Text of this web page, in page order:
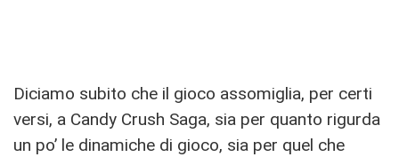
Diciamo subito che il gioco assomiglia, per certi
versi, a Candy Crush Saga, sia per quanto rigurda
un po’ le dinamiche di gioco, sia per quel che